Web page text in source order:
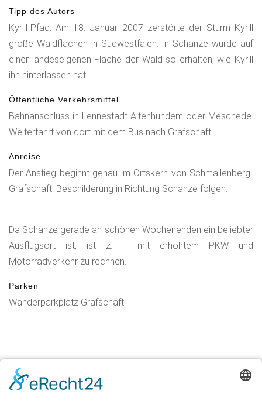
Tipp des Autors
Kyrill-Pfad: Am 18. Januar 2007 zerstörte der Sturm Kyrill
große Waldflächen in Südwestfalen. In Schanze wurde auf
einer landeseigenen Fläche der Wald so erhalten, wie Kyrill
ihn hinterlassen hat.
Öffentliche Verkehrsmittel
Bahnanschluss in Lennestadt-Altenhundem oder Meschede.
Weiterfahrt von dort mit dem Bus nach Grafschaft.
Anreise
Der Anstieg beginnt genau im Ortskern von Schmallenberg-
Grafschaft. Beschilderung in Richtung Schanze folgen.
Da Schanze gerade an schönen Wochenenden ein beliebter
Ausflugsort ist, ist z. T. mit erhöhtem PKW und
Motorradverkehr zu rechnen.
Parken
Wanderparkplatz Grafschaft.